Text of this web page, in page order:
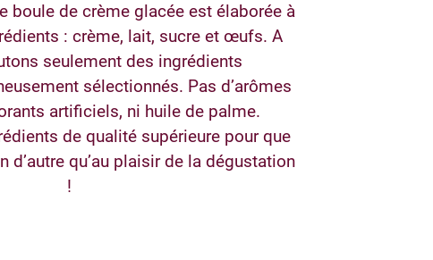
boule de crème glacée est élaborée à
: crème, lait, sucre et œufs. A
seulement des ingrédients
sélectionnés. Pas d’arômes
artificiels, ni huile de palme.
de qualité supérieure pour que
d’autre qu’au plaisir de la dégustation
!